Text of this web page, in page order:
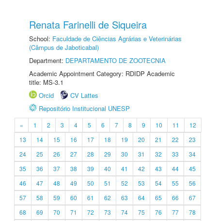
Renata Farinelli de Siqueira
School: Faculdade de Ciências Agrárias e Veterinárias
(Câmpus de Jaboticabal)
Department: DEPARTAMENTO DE ZOOTECNIA
Academic Appointment Category: RDIDP Academic
title: MS-3.1
Orcid
CV Lattes
Repositório Institucional UNESP
« 1 2 3 4 5 6 7 8 9 10 11
12
13
14 15 16 17 18 19 20 21 22
23
24
25 26 27 28 29 30 31 32 33
34
35
36 37 38 39 40 41 42 43 44
45
46
47 48 49 50 51 52 53 54 55
56
57
58 59 60 61 62 63 64 65 66
67
68
69 70 71 72 73 74 75 76 77
78